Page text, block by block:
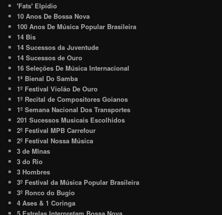
'Fats' Elpidio
10 Anos De Bossa Nova
100 Anos De Música Popular Brasileira
14 Bis
14 Sucessos da Juventude
14 Sucessos de Ouro
16 Seleções De Música Internacional
1ª Bienal Do Samba
1º Festival Violão De Ouro
1º Recital de Compositores Goianos
1º Semana Nacional Dos Transportes
201 Sucessos Musicais Escolhidos
2º Festival MPB Carrefour
2º Festival Nossa Música
3 de MInas
3 do Rio
3 Hombres
3º Festival da Música Popular Brasileira
3º Ronco do Bugio
4 Ases & 1 Coringa
5 Estrelas Interpretam Bossa Nova